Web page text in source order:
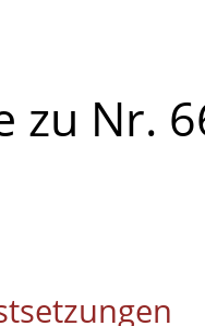
zu Nr.